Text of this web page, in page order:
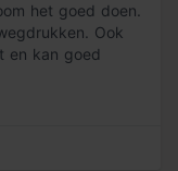
het goed doen.
Ook
en kan goed
in zijn vorm te